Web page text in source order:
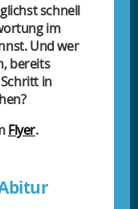
schnell
im
Und wer
bereits
in
Flyer.